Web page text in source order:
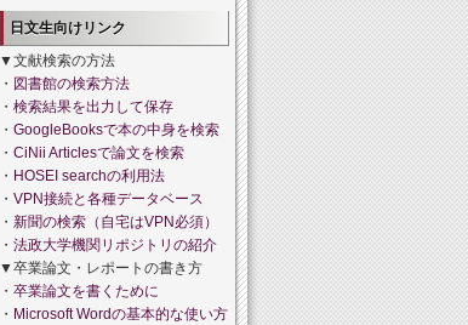
日文生向けリンク
▼文献検索の方法
・ 図書館の検索方法
・ 検索結果を出力して保存
・ GoogleBooksで本の中身を検索
・ CiNii Articlesで論文を検索
・ HOSEI searchの利用法
・ VPN接続と各種データベース
・ 新聞の検索（自宅はVPN必須）
・ 法政大学機関リポジトリの紹介
▼卒業論文・レポートの書き方
・ 卒業論文を書くために
・ Microsoft Wordの基本的な使い方